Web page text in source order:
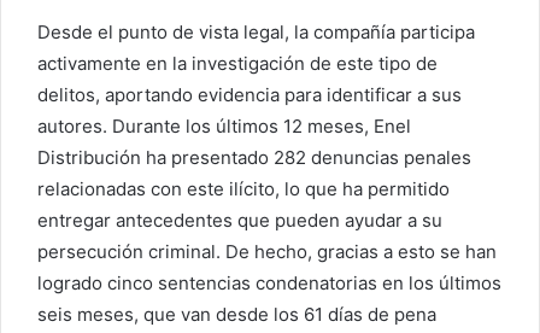
Desde el punto de vista legal, la compañía participa
activamente en la investigación de este tipo de
delitos, aportando evidencia para identificar a sus
autores. Durante los últimos 12 meses, Enel
Distribución ha presentado 282 denuncias penales
relacionadas con este ilícito, lo que ha permitido
entregar antecedentes que pueden ayudar a su
persecución criminal. De hecho, gracias a esto se han
logrado cinco sentencias condenatorias en los últimos
seis meses, que van desde los 61 días de pena